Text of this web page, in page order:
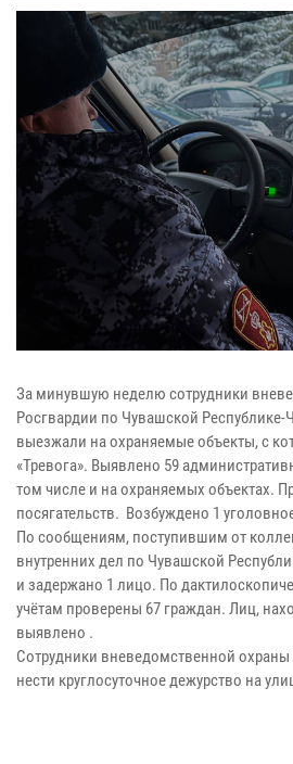
За минувшую неделю сотрудники
Росгвардии по Чувашской Республике-
выезжали на охраняемые объекты, с
«Тревога». Выявлено 59
том числе и на охраняемых объектах.
посягательств. Возбуждено 1
По сообщениям, поступившим от
внутренних дел по Чувашской
и задержано 1 лицо. По
учётам проверены 67 граждан. Лиц,
выявлено .
Сотрудники вневедомственной
нести круглосуточное дежурство на